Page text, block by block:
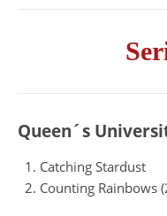
Queen´s
Catching Stardust
Counting Rainbows (